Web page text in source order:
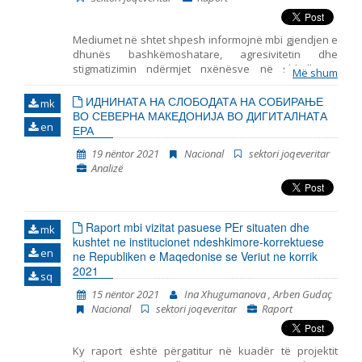
Мediumet në shtet shpesh informojnë mbi gjendjen e
dhunës bashkëmoshatare, agresivitetin dhe
stigmatizimin ndërmjet nxënësve në shkollat e
mesme, por mungojnë hulumtime empirike për lidhjen
kauzale ndërmjet qëndrimeve të këtilla dhe burimeve
të ndikimeve potenciale mbi formimin e tyre. Në
kontekst të ndodhive të fundit: pandemija, izolimi
social dhe mësimdhënia online, eventet e këtille nuk
munguan në botën offline, që tregon se roli i
mediumeve, në gjithë procesin, paraqet faktor të cilit
Më shum
mk
en
ИДНИНАТА НА СЛОБОДАТА НА СОБИРАЊЕ
ВО СЕВЕРНА МАКЕДОНИЈА ВО ДИГИТАЛНАТА
ЕРА
19 nëntor 2021 Nacional
sektori joqeveritar
Analizë
mk
en
sq
Raport mbi vizitat pasuese PEr situaten dhe
kushtet ne institucionet ndeshkimore-korrektuese
ne Republiken e Maqedonise se Veriut ne korrik
2021
15 nëntor 2021
Ina Xhugumanova , Arben Gudaç
Nacional
sektori joqeveritar Raport
Ky raport është përgatitur në kuadër të projektit